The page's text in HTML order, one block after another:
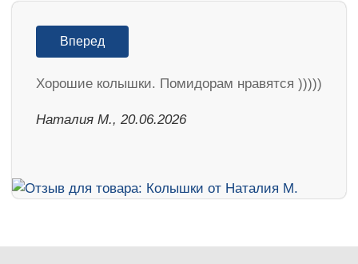
Вперед
Хорошие колышки. Помидорам нравятся )))))
Наталия М., 20.06.2026